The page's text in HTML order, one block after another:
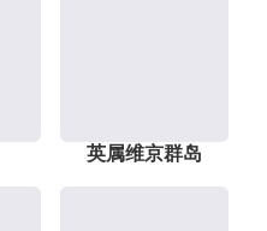
英属维京群岛